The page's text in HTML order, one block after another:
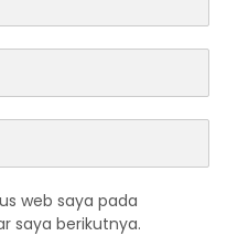
web saya pada
saya berikutnya.